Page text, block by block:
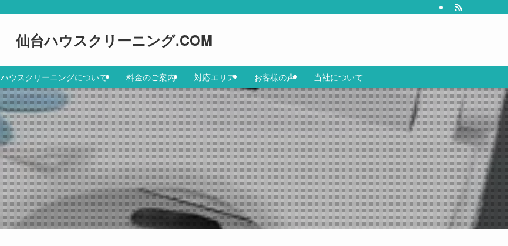
仙台ハウスクリーニング.COM
ハウスクリーニングについて 料金のご案内 対応エリア お客様の声 当社について